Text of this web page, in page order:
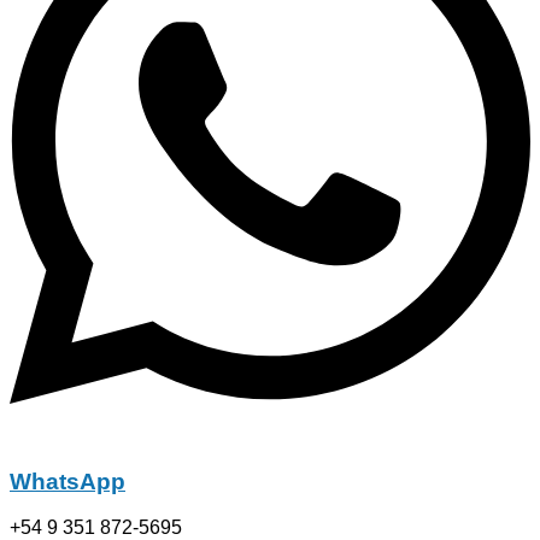
WhatsApp
+54 9 351 872-5695